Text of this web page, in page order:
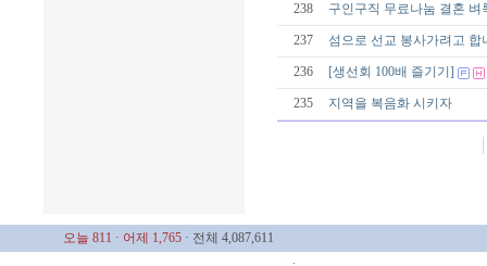
238 구인구직 무료나눔 결혼 벼
237 섬으로 선교 봉사가려고 합
236 [생선회 100배 즐기기]
235 지역을 복음화 시키자
오늘 811 · 어제 1,765 · 전체 4,087,611